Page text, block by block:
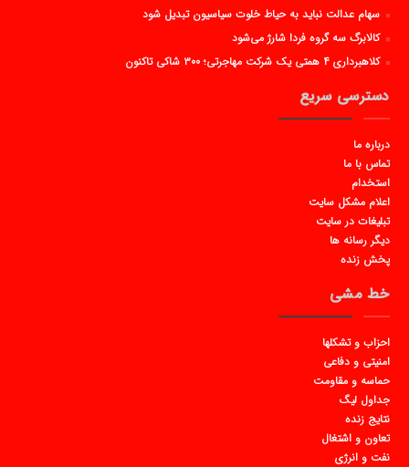
سهام عدالت نباید به حیاط خلوت سیاسیون تبدیل شود
کالابرگ سه گروه فردا شارژ می‌شود
کلاهبرداری ۴ همتی یک شرکت مهاجرتی؛ ۳۰۰ شاکی تاکنون
دسترسی سریع
درباره ما
تماس با ما
استخدام
اعلام مشکل سایت
تبلیغات در سایت
دیگر رسانه ها
پخش زنده
خط مشی
احزاب و تشکلها
امنیتی و دفاعی
حماسه و مقاومت
جداول لیگ
نتایج زنده
تعاون و اشتغال
نفت و انرژی